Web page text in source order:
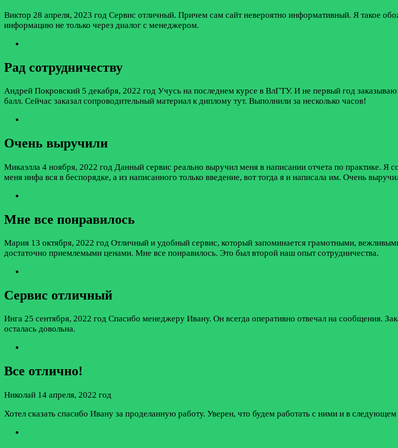
Виктор 28 апреля, 2023 год Сервис отличный. Причем сам сайт невероятно информативный. Я такое
информацию не только через диалог с менеджером.
Рад сотрудничеству
Андрей Покровский 5 декабря, 2022 год Учусь на последнем курсе в ВлГТУ. И не первый год
балл. Сейчас заказал сопроводительный материал к диплому тут. Выполнили за несколько часов!
Очень выручили
Микаэлла 4 ноября, 2022 год Данный сервис реально выручил меня в написании отчета по практике. Я
меня инфа вся в беспорядке, а из написанного только введение, вот тогда я и написала им. Очень
Мне все понравилось
Мария 13 октября, 2022 год Отличный и удобный сервис, который запоминается грамотными,
достаточно приемлемыми ценами. Мне все понравилось. Это был второй наш опыт сотрудничества.
Сервис отличный
Инга 25 сентября, 2022 год Спасибо менеджеру Ивану. Он всегда оперативно отвечал на сообщения.
осталась довольна.
Все отлично!
Николай 14 апреля, 2022 год
Хотел сказать спасибо Ивану за проделанную работу. Уверен, что будем работать с ними и в